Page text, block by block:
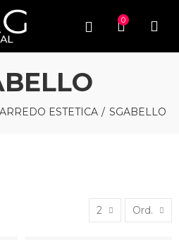
0
ARREDO ESTETICA SGABELLO
2 Ord.